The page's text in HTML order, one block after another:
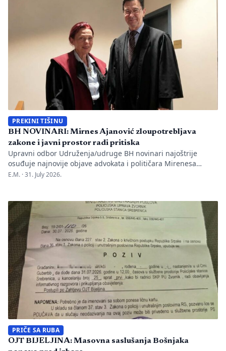
PREKINI TIŠINU
BH NOVINARI: Mirnes Ajanović zloupotrebljava
zakone i javni prostor radi pritiska
Upravni odbor Udruženja/udruge BH novinari najoštrije
osuđuje najnovije objave advokata i političara Mirenesa
Ajanovića i kontinuiranu kampanju javnog targetiranja,
Novinara Marka Divkovića i generalnu tajnicu Borku Rudić.
Nakon ranije podnesenih krivičnih prijava i tužbi za klevetu
protiv Anise Mahmutović i odgovornih osoba […]
E.M. ·31. July 2026.
PRIČE SA RUBA
OJT BIJELJINA: Masovna saslušanja Bošnjaka